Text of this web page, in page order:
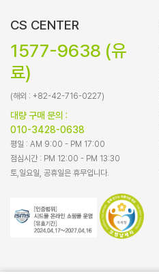
CS CENTER
1577-9638 (유
료)
(해외 : +82-42-716-0227)
대량 구매 문의 :
010-3428-0638
평일 : AM 9:00 - PM 17:00
점심시간 : PM 12:00 - PM 13:30
토,일요일, 공휴일은 휴무입니다.